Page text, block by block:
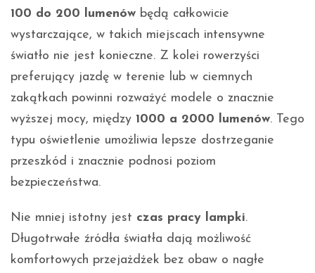
100 do 200 lumenów będą całkowicie
wystarczające, w takich miejscach intensywne
światło nie jest konieczne. Z kolei rowerzyści
preferujący jazdę w terenie lub w ciemnych
zakątkach powinni rozważyć modele o znacznie
wyższej mocy, między 1000 a 2000 lumenów. Tego
typu oświetlenie umożliwia lepsze dostrzeganie
przeszkód i znacznie podnosi poziom
bezpieczeństwa.
Nie mniej istotny jest czas pracy lampki.
Długotrwałe źródła światła dają możliwość
komfortowych przejażdżek bez obaw o nagłe